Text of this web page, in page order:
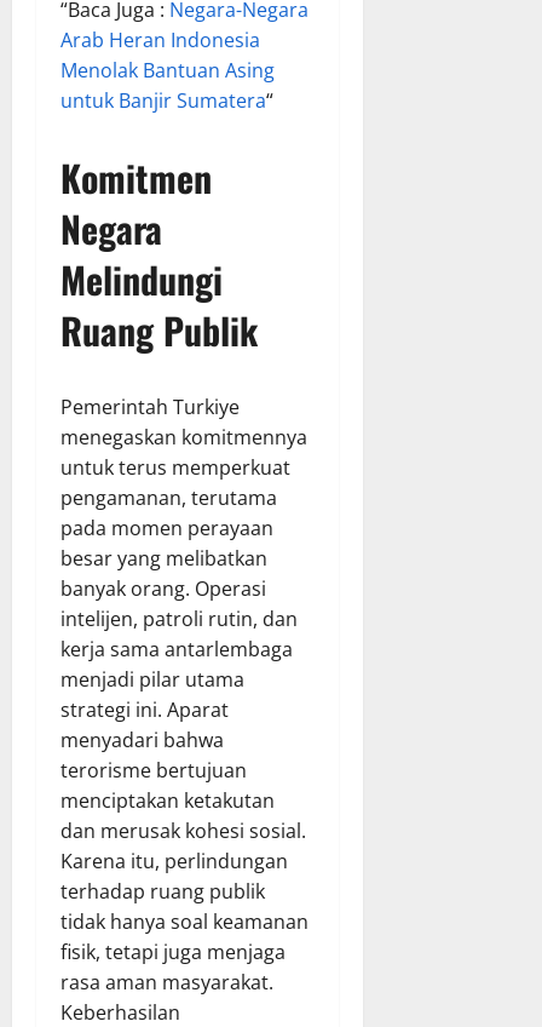
“Baca Juga : Negara-Negara
Arab Heran Indonesia
Menolak Bantuan Asing
untuk Banjir Sumatera“
Komitmen
Negara
Melindungi
Ruang Publik
Pemerintah Turkiye
menegaskan komitmennya
untuk terus memperkuat
pengamanan, terutama
pada momen perayaan
besar yang melibatkan
banyak orang. Operasi
intelijen, patroli rutin, dan
kerja sama antarlembaga
menjadi pilar utama
strategi ini. Aparat
menyadari bahwa
terorisme bertujuan
menciptakan ketakutan
dan merusak kohesi sosial.
Karena itu, perlindungan
terhadap ruang publik
tidak hanya soal keamanan
fisik, tetapi juga menjaga
rasa aman masyarakat.
Keberhasilan